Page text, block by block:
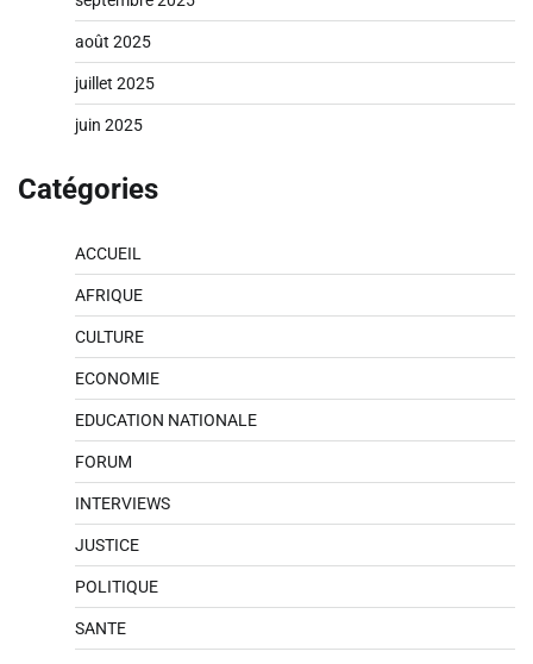
août 2025
juillet 2025
juin 2025
Catégories
ACCUEIL
AFRIQUE
CULTURE
ECONOMIE
EDUCATION NATIONALE
FORUM
INTERVIEWS
JUSTICE
POLITIQUE
SANTE